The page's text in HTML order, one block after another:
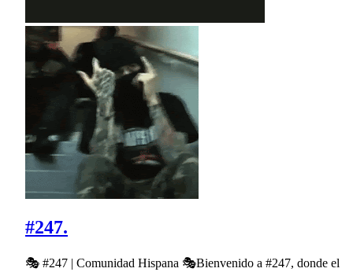
#247.
🎭 #247 | Comunidad Hispana 🎭Bienvenido a #247, donde el